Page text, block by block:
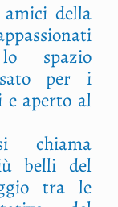
della
spazio
per i
e aperto al
chiama
belli del
tra le